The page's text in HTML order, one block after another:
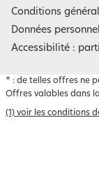
Belgique
Conditions
Données
Accessibilité :
* : de telles offres ne
Offres valables dans
(1) voir les conditions